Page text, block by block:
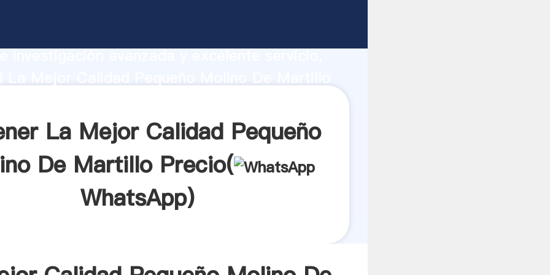
La Mejor Calidad Pequeño
De Martillo Precio(
WhatsApp)